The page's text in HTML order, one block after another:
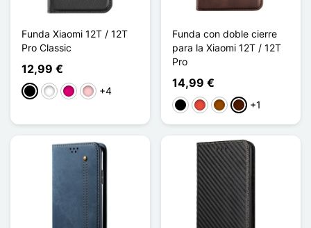
Funda Xiaomi 12T / 12T
Pro Classic
12,99 €
NegroBlancoMagenta
Rosa+4
Funda con doble cierre
para la Xiaomi 12T / 12T
Pro
14,99 €
NegroRojoMarrónMarrón oscuro
+1